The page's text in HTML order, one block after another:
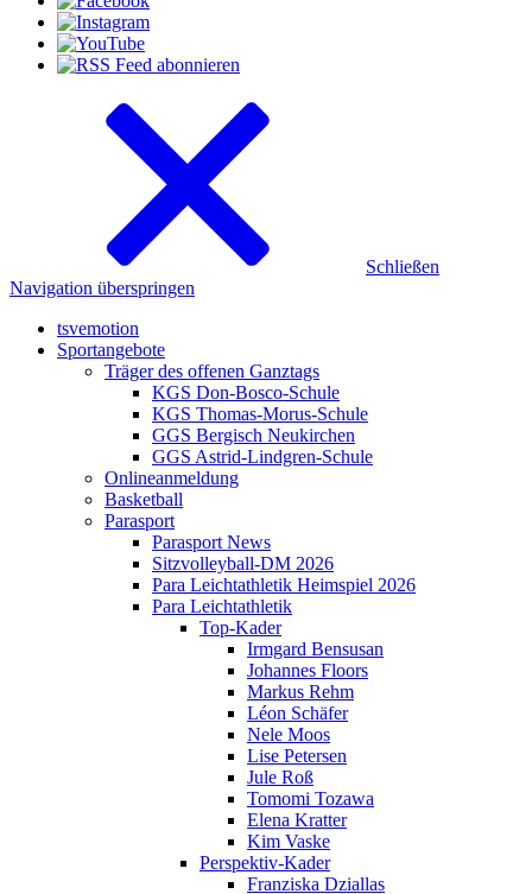
Schließen
Navigation überspringen
tsvemotion
Sportangebote
Träger des offenen Ganztags
KGS Don-Bosco-Schule
KGS Thomas-Morus-Schule
GGS Bergisch Neukirchen
GGS Astrid-Lindgren-Schule
Onlineanmeldung
Basketball
Parasport
Parasport News
Sitzvolleyball-DM 2026
Para Leichtathletik Heimspiel 2026
Para Leichtathletik
Top-Kader
Irmgard Bensusan
Johannes Floors
Markus Rehm
Léon Schäfer
Nele Moos
Lise Petersen
Jule Roß
Tomomi Tozawa
Elena Kratter
Kim Vaske
Perspektiv-Kader
Franziska Dziallas